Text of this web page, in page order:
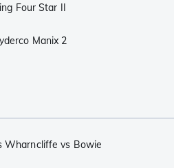
Four Star II
Manix 2
Wharncliffe vs Bowie